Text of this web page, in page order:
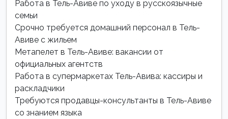
Работа в Тель-Авиве по уходу в русскоязычные
семьи
Срочно требуется домашний персонал в Тель-
Авиве с жильем
Метапелет в Тель-Авиве: вакансии от
официальных агентств
Работа в супермаркетах Тель-Авива: кассиры и
раскладчики
Требуются продавцы-консультанты в Тель-Авиве
со знанием языка